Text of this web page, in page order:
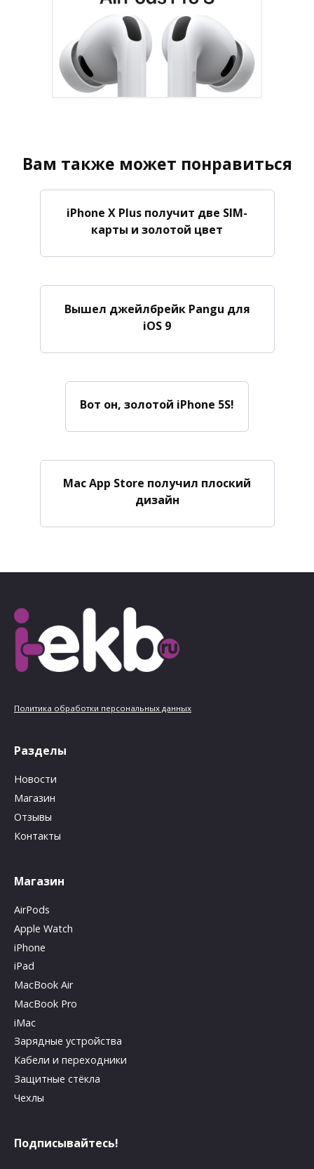
Вам также может понравиться
iPhone X Plus получит две SIM-
карты и золотой цвет
Вышел джейлбрейк Pangu для
iOS 9
Вот он, золотой iPhone 5S!
Mac App Store получил плоский
дизайн
Политика обработки персональных данных
Разделы
Новости
Магазин
Отзывы
Контакты
Магазин
AirPods
Apple Watch
iPhone
iPad
MacBook Air
MacBook Pro
iMac
Зарядные устройства
Кабели и переходники
Защитные стёкла
Чехлы
Подписывайтесь!